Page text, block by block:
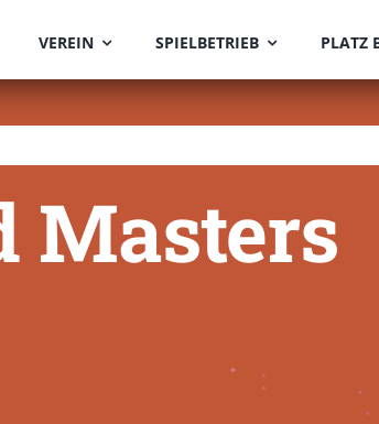
VEREIN SPIELBETRIEB PLATZ
Masters